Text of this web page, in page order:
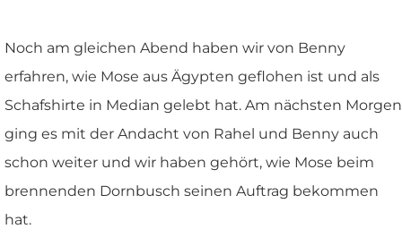
Noch am gleichen Abend haben wir von Benny
erfahren, wie Mose aus Ägypten geflohen ist und als
Schafshirte in Median gelebt hat. Am nächsten Morgen
ging es mit der Andacht von Rahel und Benny auch
schon weiter und wir haben gehört, wie Mose beim
brennenden Dornbusch seinen Auftrag bekommen
hat.